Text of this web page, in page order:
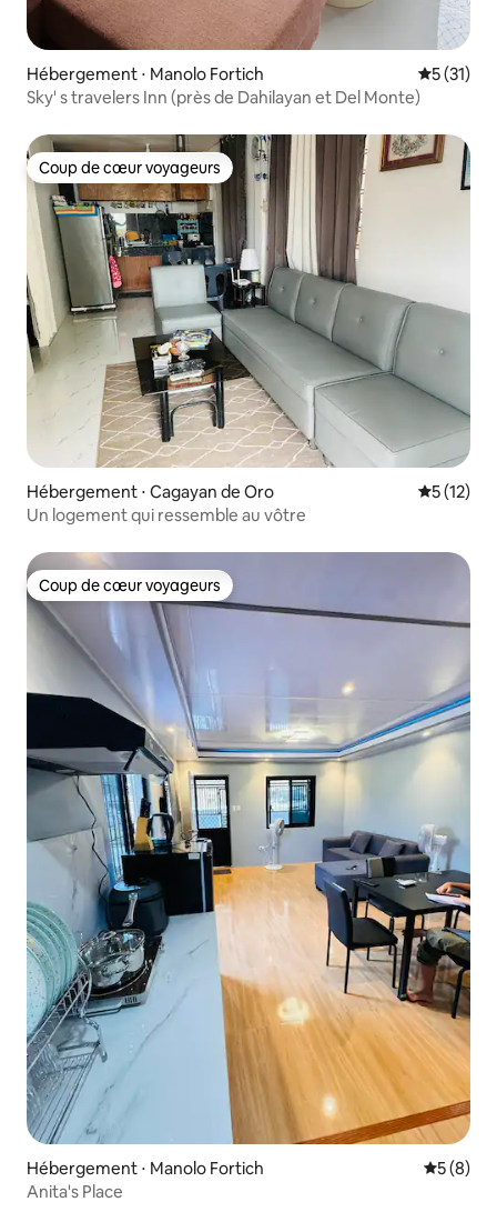
Hébergement ⋅ Manolo Fortich
5 (31)
Sky' s travelers Inn (près de Dahilayan et Del Monte)
Coup de cœur voyageurs
Coup de cœur voyageurs
Hébergement ⋅ Cagayan de Oro
5 (12)
Un logement qui ressemble au vôtre
Coup de cœur voyageurs
Coup de cœur voyageurs
Hébergement ⋅ Manolo Fortich
5 (8)
Anita's Place